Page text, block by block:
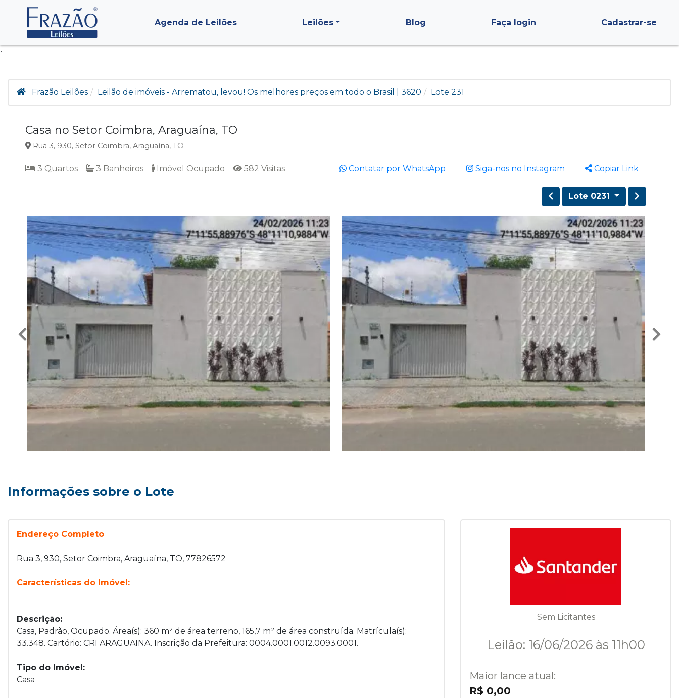
.
Agenda de Leilões Leilões Blog Faça login Cadastrar-se
Frazão Leilões Leilão de imóveis - Arrematou, levou! Os melhores preços em todo o Brasil | 3620 Lote 231
Casa no Setor Coimbra, Araguaína, TO
Rua 3, 930, Setor Coimbra, Araguaína, TO
3 Quartos 3 Banheiros Imóvel Ocupado 582 Visitas Contatar por WhatsApp Siga-nos no Instagram Copiar Link
Lote 0231
Informações sobre o Lote
Endereço Completo
Rua 3, 930, Setor Coimbra, Araguaína, TO, 77826572
Características do Imóvel:
Descrição:
Casa, Padrão, Ocupado. Área(s): 360 m² de área terreno, 165,7 m² de área construída. Matrícula(s):
33.348. Cartório: CRI ARAGUAINA. Inscrição da Prefeitura: 0004.0001.0012.0093.0001.
Tipo do Imóvel:
Casa
Sem Licitantes
Leilão: 16/06/2026 às 11h00
Maior lance atual:
R$ 0,00